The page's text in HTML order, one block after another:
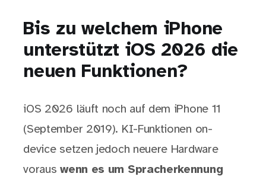
Bis zu welchem iPhone
unterstützt iOS 2026 die
neuen Funktionen?
iOS 2026 läuft noch auf dem iPhone 11
(September 2019). KI-Funktionen on-
device setzen jedoch neuere Hardware
vorauswenn es um Spracherkennung